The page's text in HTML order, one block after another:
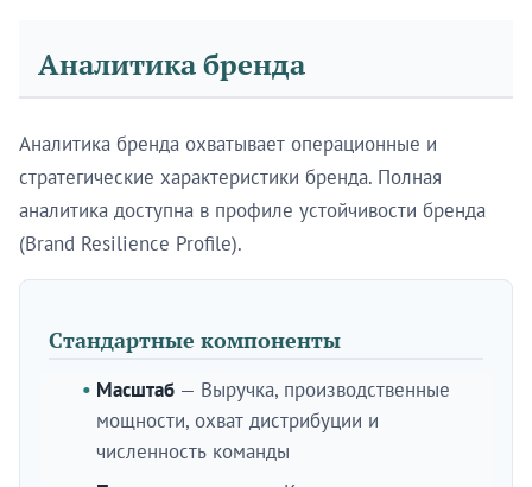
Аналитика бренда
Аналитика бренда охватывает операционные и
стратегические характеристики бренда. Полная
аналитика доступна в профиле устойчивости бренда
(Brand Resilience Profile).
Стандартные компоненты
Масштаб — Выручка, производственные
мощности, охват дистрибуции и
численность команды